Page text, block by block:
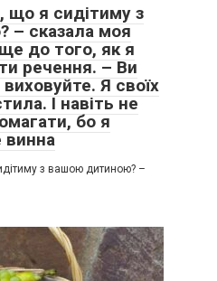
я сидітиму з
– сказала моя
до того, як я
речення. – Ви
Я своїх
І навіть не
бо я
винна
з вашою дитиною? –